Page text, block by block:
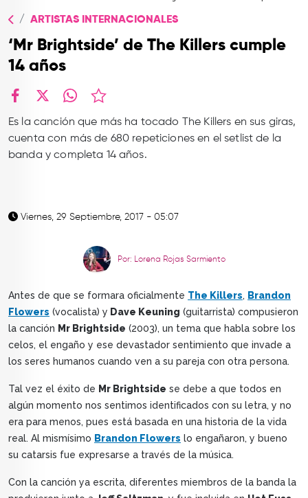
CONTACTO
ARTISTAS INTERNACIONALES
‘Mr Brightside’ de The Killers cumple
14 años
Es la canción que más ha tocado The Killers en sus giras,
cuenta con más de 680 repeticiones en el setlist de la
banda y completa 14 años.
Viernes, 29 Septiembre, 2017 - 05:07
Por: Lorena Rojas Sarmiento
Antes de que se formara oficialmente The Killers, Brandon
Flowers (vocalista) y Dave Keuning (guitarrista) compusieron
la canción Mr Brightside (2003), un tema que habla sobre los
celos, el engaño y ese devastador sentimiento que invade a
los seres humanos cuando ven a su pareja con otra persona.
Tal vez el éxito de Mr Brightside se debe a que todos en
algún momento nos sentimos identificados con su letra, y no
era para menos, pues está basada en una historia de la vida
real. Al mismísimo Brandon Flowers lo engañaron, y bueno
su catarsis fue expresarse a través de la música.
Con la canción ya escrita, diferentes miembros de la banda la